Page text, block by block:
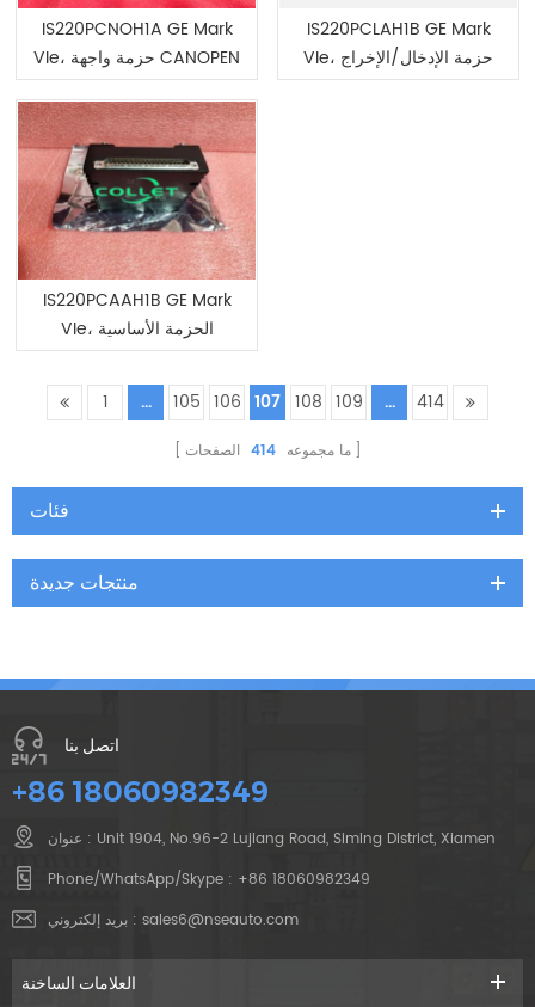
IS220PCNOH1A GE Mark
VIe، حزمة واجهة CANOPEN
IS220PCLAH1B GE Mark
VIe، حزمة الإدخال/الإخراج
التناظرية
IS220PCAAH1B GE Mark
VIe، الحزمة الأساسية
التناظرية للداخل/الخارج
1
... 105 106 107 108 109 ... 414
ما مجموعه 414 الصفحات
فئات
منتجات جديدة
اتصل بنا
+86 18060982349
عنوان : Unit 1904, No.96-2 Lujiang Road, Siming District, Xiamen
Phone/WhatsApp/Skype : +86 18060982349
بريد إلكتروني : sales6@nseauto.com
العلامات الساخنة